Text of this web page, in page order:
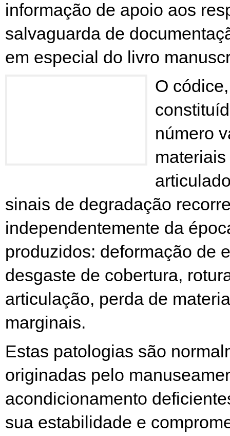
informação de apoio aos
salvaguarda de
em especial do livro
O
número
sinais de degradação
independentemente da
produzidos: deformação de
desgaste de cobertura,
articulação, perda de
marginais.
Estas patologias são
originadas pelo
acondicionamento
sua estabilidade e